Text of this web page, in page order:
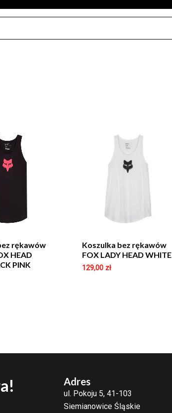
rękawów
HEAD
PINK
Koszulka bez rękawów
FOX LADY HEAD WHITE
129,00 zł
Adres
ul. Pokoju 5, 41-103
Siemianowice Śląskie